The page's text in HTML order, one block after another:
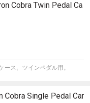
Cobra Twin Pedal Ca
ース。ツインペダル用。
Cobra Single Pedal Car